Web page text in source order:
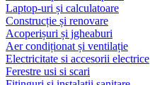
Laptop-uri și calculatoare
Construcție și renovare
Acoperișuri și jgheaburi
Aer condiționat și ventilație
Electricitate si accesorii electrice
Ferestre usi si scari